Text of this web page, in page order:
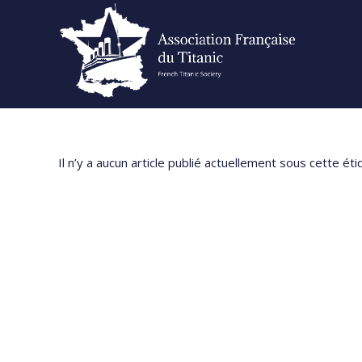
Il n’y a aucun article publié actuellement sous cette